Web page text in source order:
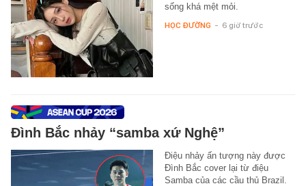
sống khá mệt mỏi.
HỌC ĐƯỜNG - 6 giờ trước
Đình Bắc nhảy “samba xứ Nghệ”
Điệu nhảy ấn tượng này được
Đình Bắc cover lại từ điệu
Samba của các cầu thủ Brazil.